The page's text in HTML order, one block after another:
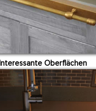
Interessante Oberflächen